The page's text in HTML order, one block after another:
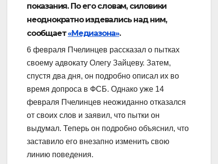
показания. По его словам, силовики
неоднократно издевались над ним,
сообщает«Медиазона».
6 февраля Пчелинцев рассказал о пытках
своему адвокату Олегу Зайцеву. Затем,
спустя два дня, он подробно описал их во
время допроса в ФСБ. Однако уже 14
февраля Пчелинцев неожиданно отказался
от своих слов и заявил, что пытки он
выдумал. Теперь он подробно объяснил, что
заставило его внезапно изменить свою
линию поведения.